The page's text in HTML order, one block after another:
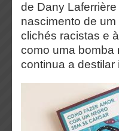
de Dany
nascimento de
clichés racistas e
como uma bomba
continua a destilar